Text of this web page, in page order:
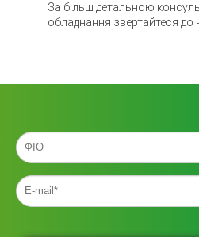
За більш детальною
обладнання звертайтеся до